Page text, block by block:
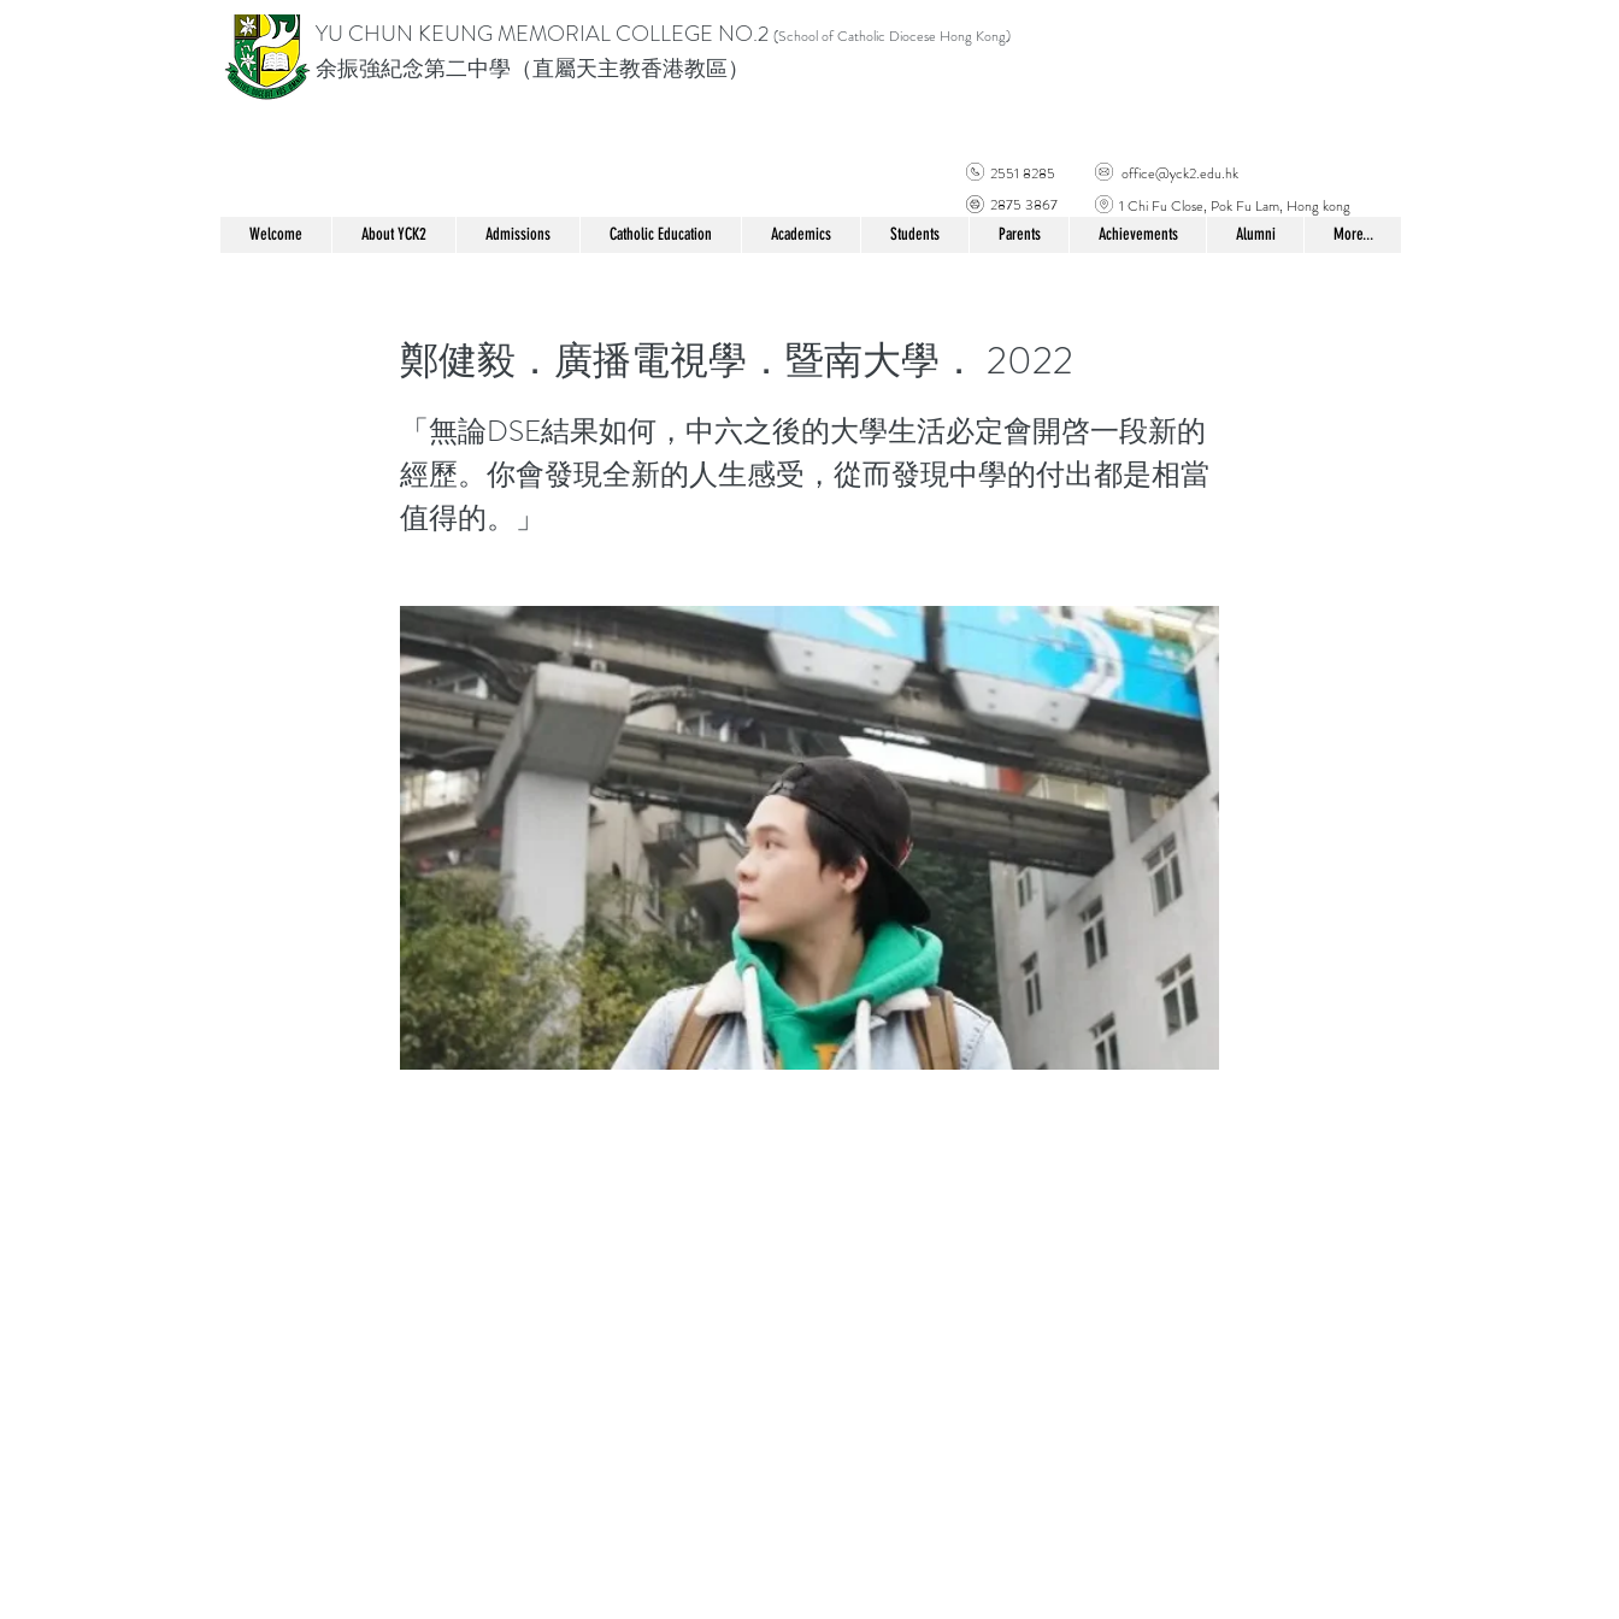
YU CHUN KEUNG MEMORIAL COLLEGE NO.2 (School of Catholic Diocese Hong Kong)
余振強紀念第二中學（直屬天主教香港教區）
2551 8285
office@yck2.edu.hk
2875 3867
1 Chi Fu Close, Pok Fu Lam, Hong kong
Welcome About YCK2 Admissions Catholic Education Academics Students Parents Achievements Alumni More...
鄭健毅．廣播電視學．暨南大學． 2022
「無論DSE結果如何，中六之後的大學生活必定會開啓一段新的
經歷。你會發現全新的人生感受，從而發現中學的付出都是相當
值得的。」